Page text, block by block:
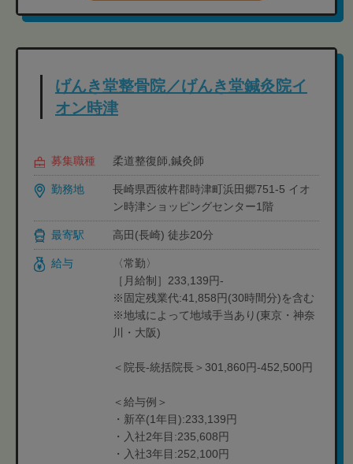
げんき堂整骨院／げんき堂鍼灸院イ
オン時津
募集職種 柔道整復師,鍼灸師
勤務地
長崎県西彼杵郡時津町浜田郷751-5 イオ
ン時津ショッピングセンター1階
最寄駅 高田(長崎) 徒歩20分
給与
〈常勤〉
［月給制］233,139円-
※固定残業代:41,858円(30時間分)を含む
※地域によって地域手当あり(東京・神奈
川・大阪)
＜院長-統括院長＞301,860円-452,500円
＜給与例＞
・新卒(1年目):233,139円
・入社2年目:235,608円
・入社3年目:252,100円